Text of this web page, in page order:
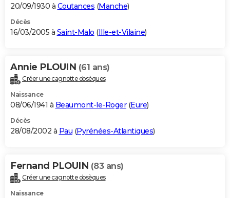
20/09/1930 à Coutances (Manche)
Décès
16/03/2005 à Saint-Malo (Ille-et-Vilaine)
Annie PLOUIN (61 ans)
Créer une cagnotte obsèques
Naissance
08/06/1941 à Beaumont-le-Roger(Eure)
Décès
28/08/2002 à Pau (Pyrénées-Atlantiques)
Fernand PLOUIN (83 ans)
Créer une cagnotte obsèques
Naissance